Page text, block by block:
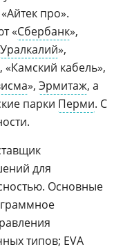
про».
«Сбербанк»,
Уралкалий»,
«Камский кабель»,
», Эрмитаж, а
парки Перми. С
для
Основные
типов; EVA